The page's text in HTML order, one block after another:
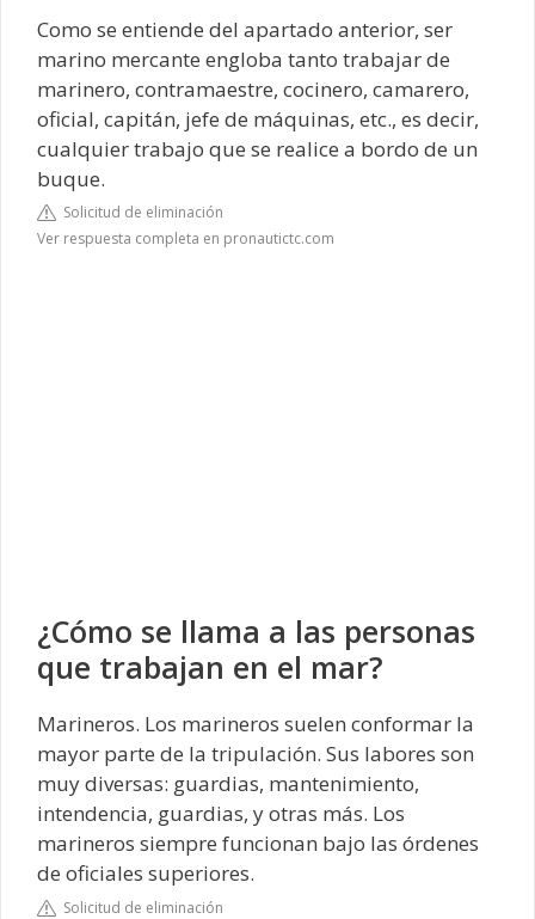
Como se entiende del apartado anterior, ser
marino mercante engloba tanto trabajar de
marinero, contramaestre, cocinero, camarero,
oficial, capitán, jefe de máquinas, etc., es decir,
cualquier trabajo que se realice a bordo de un
buque.
Solicitud de eliminación
Ver respuesta completa en pronautictc.com
¿Cómo se llama a las personas
que trabajan en el mar?
Marineros. Los marineros suelen conformar la
mayor parte de la tripulación. Sus labores son
muy diversas: guardias, mantenimiento,
intendencia, guardias, y otras más. Los
marineros siempre funcionan bajo las órdenes
de oficiales superiores.
Solicitud de eliminación